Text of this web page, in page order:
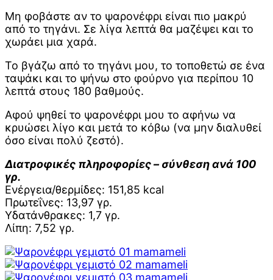
Μη φοβάστε αν το ψαρονέφρι είναι πιο μακρύ
από το τηγάνι. Σε λίγα λεπτά θα μαζέψει και το
χωράει μια χαρά.
Το βγάζω από το τηγάνι μου, το τοποθετώ σε ένα
ταψάκι και το ψήνω στο φούρνο για περίπου 10
λεπτά στους 180 βαθμούς.
Αφού ψηθεί το ψαρονέφρι μου το αφήνω να
κρυώσει λίγο και μετά το κόβω (να μην διαλυθεί
όσο είναι πολύ ζεστό).
Διατροφικές πληροφορίες – σύνθεση ανά 100
γρ.
Ενέργεια/θερμίδες: 151,85 kcal
Πρωτεΐνες: 13,97 γρ.
Υδατάνθρακες: 1,7 γρ.
Λίπη: 7,52 γρ.